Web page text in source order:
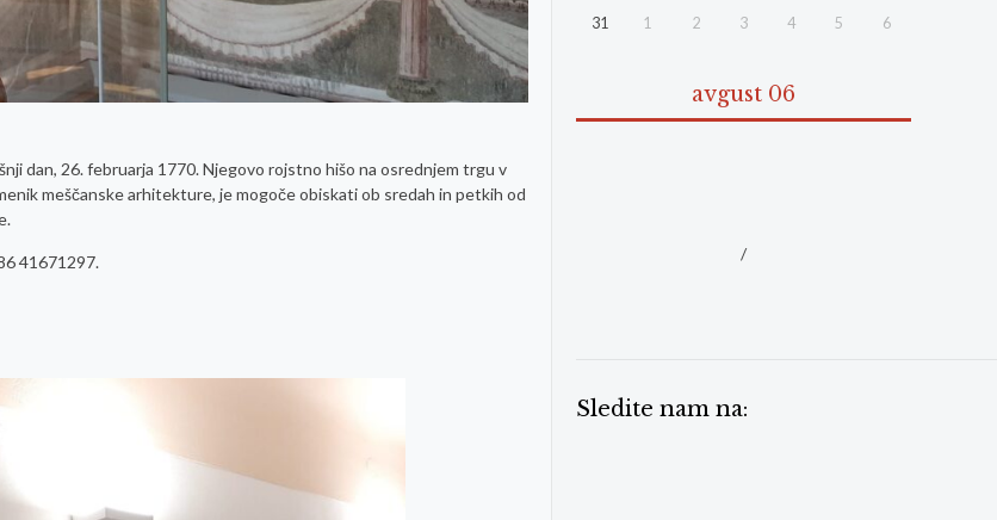
dan, 26. februarja 1770. Njegovo rojstno hišo na osrednjem trgu v
meščanske arhitekture, je mogoče obiskati ob sredah in petkih od
41671297.
31 1 2 3 4 5 6
avgust 06
/
Sledite nam na: